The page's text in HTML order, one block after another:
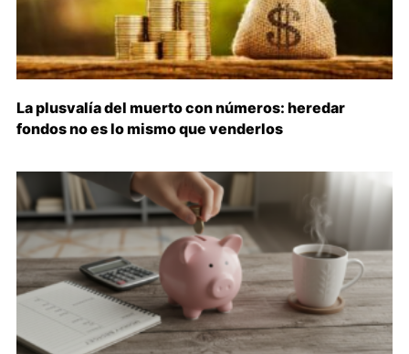
La plusvalía del muerto con números: heredar
fondos no es lo mismo que venderlos